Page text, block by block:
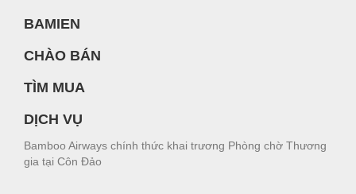
BAMIEN
CHÀO BÁN
TÌM MUA
DỊCH VỤ
Bamboo Airways chính thức khai trương Phòng chờ Thương
gia tại Côn Đảo